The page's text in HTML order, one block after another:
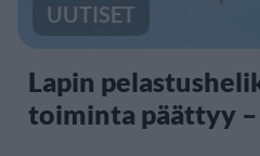
UUTISET
Lapin
toiminta päättyy